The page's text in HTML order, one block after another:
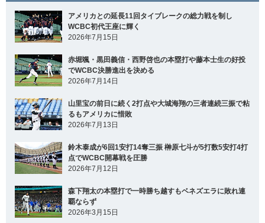
アメリカとの延長11回タイブレークの総力戦を制し
WCBC初代王座に輝く
2026年7月15日
赤堀颯・黒田義信・西野啓也の本塁打や藤本士生の好投
でWCBC決勝進出を決める
2026年7月14日
山里宝の前日に続く2打点や大城海翔の三者連続三振で粘
るもアメリカに惜敗
2026年7月13日
鈴木泰成が6回1安打14奪三振 榊原七斗が5打数5安打4打
点でWCBC開幕戦を圧勝
2026年7月12日
森下翔太の本塁打で一時勝ち越すもベネズエラに敗れ連
覇ならず
2026年3月15日